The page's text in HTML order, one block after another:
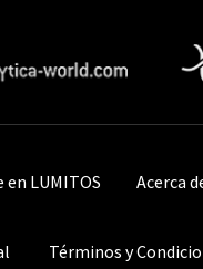
en LUMITOS Acerca
Términos y